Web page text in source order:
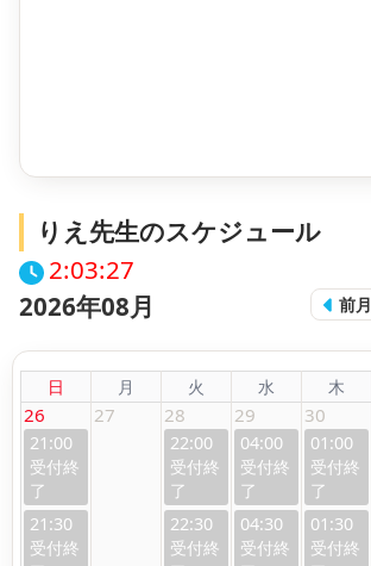
りえ先生のスケジュール
2:03:28
2026年08月
前月
日 月 火 水 木
26
21:00
21:30
27 28
22:00
22:30
29
04:00
04:30
30
01:00
01:30